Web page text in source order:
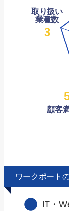
取り扱い
業種数
3
顧客
ワークポート
IT・